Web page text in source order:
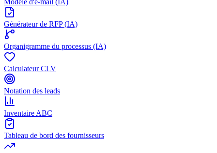
Modèle d'e-mail (IA)
Générateur de RFP (IA)
Organigramme du processus (IA)
Calculateur CLV
Notation des leads
Inventaire ABC
Tableau de bord des fournisseurs